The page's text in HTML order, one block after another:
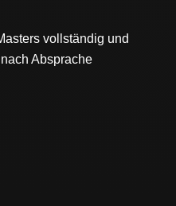
vollständig und
Absprache